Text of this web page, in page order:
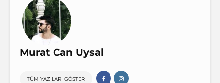
Murat Can Uysal
TÜM YAZILARI GÖSTER